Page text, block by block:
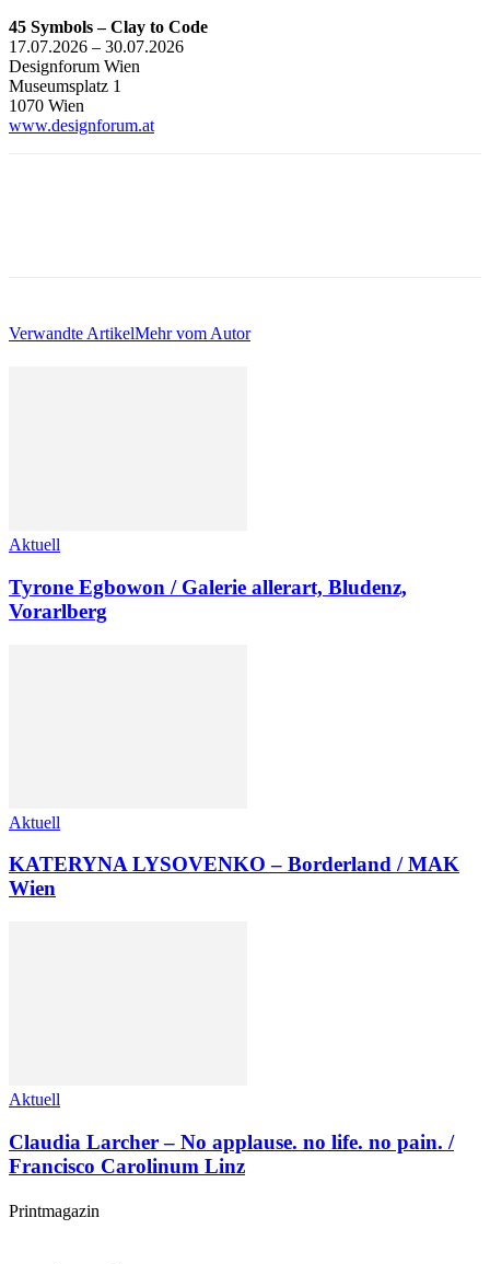
45 Symbols – Clay to Code
17.07.2026 – 30.07.2026
Designforum Wien
Museumsplatz 1
1070 Wien
www.designforum.at
Verwandte ArtikelMehr vom Autor
Aktuell
Tyrone Egbowon / Galerie allerart, Bludenz,
Vorarlberg
Aktuell
KATERYNA LYSOVENKO – Borderland / MAK
Wien
Aktuell
Claudia Larcher – No applause. no life. no pain. /
Francisco Carolinum Linz
Printmagazin